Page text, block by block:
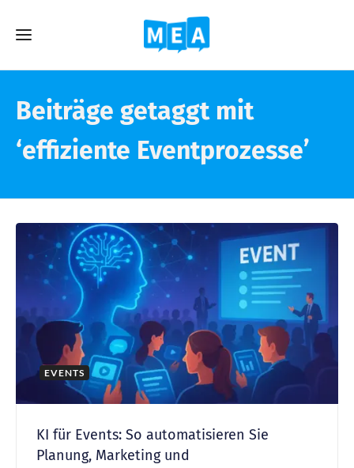
Beiträge getaggt mit
‘effiziente Eventprozesse’
EVENTS
KI für Events: So automatisieren Sie
Planung, Marketing und